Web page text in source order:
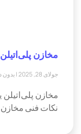
مخازن پلی‌اتیلن
جولای 28, 2025 بدون
مخازن پلی‌اتیلن
نکات فنی مخازن